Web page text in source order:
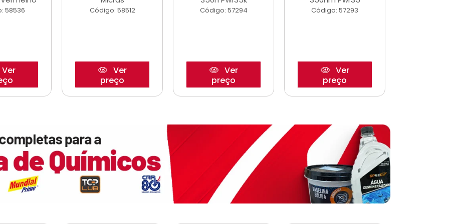
58536
Ver
Código: 58512
Ver
preço
Código: 57294
Ver
preço
Código: 57293
Ver
preço